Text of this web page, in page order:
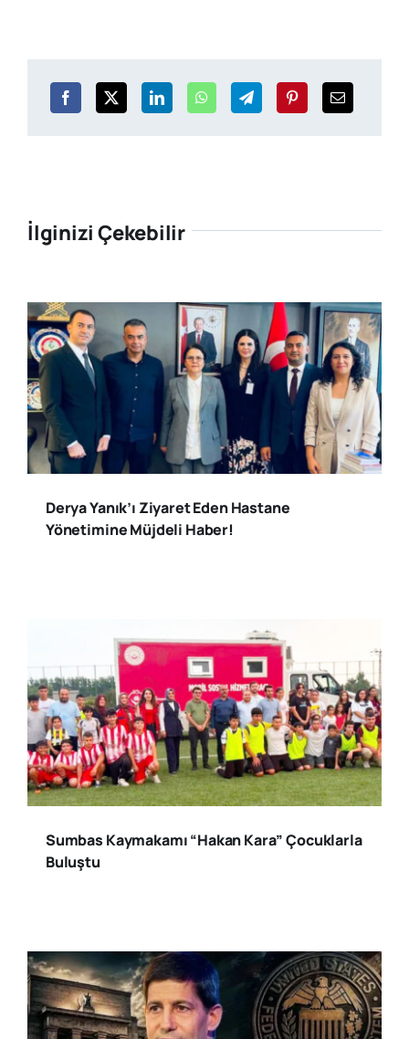
İlginizi Çekebilir
Derya Yanık’ı Ziyaret Eden Hastane
Yönetimine Müjdeli Haber!
Sumbas Kaymakamı “Hakan Kara” Çocuklarla
Buluştu